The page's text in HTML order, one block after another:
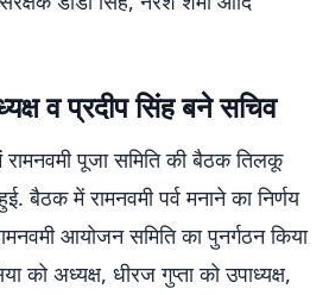
व प्रदीप सिंह बने सचिव
रामनवमी पूजा समिति की बैठक तिलकू
बैठक में रामनवमी पर्व मनाने का निर्णय
आयोजन समिति का पुनर्गठन किया
को अध्यक्ष, धीरज गुप्ता को उपाध्यक्ष,